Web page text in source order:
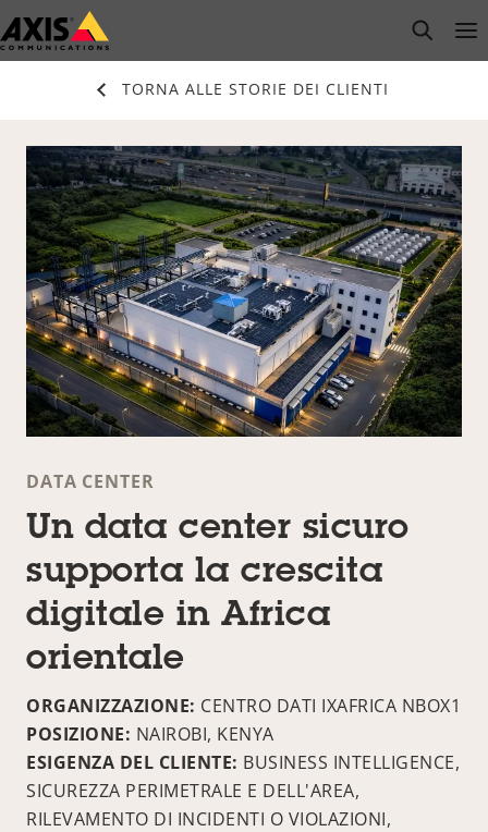
Salta
al
open
TORNA ALLE STORIE DEI CLIENTI
DATA CENTER
Un data center sicuro
supporta la crescita
digitale in Africa
orientale
ORGANIZZAZIONE: CENTRO DATI IXAFRICA NBOX1
POSIZIONE: NAIROBI, KENYA
ESIGENZA DEL CLIENTE: BUSINESS INTELLIGENCE,
SICUREZZA PERIMETRALE E DELL'AREA,
RILEVAMENTO DI INCIDENTI O VIOLAZIONI,